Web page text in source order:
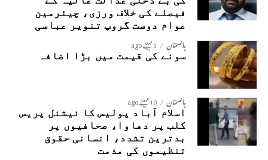
فیصلے کی خلاف ورزی، چیئرمین
عوام دوست گروپ تنویر عباسی
پاکستان 5 مہینے ago
سونے کی قیمت میں بڑا اضافہ
پاکستان 10 مہینے ago
اسلام آباد پولیس کا نیشنل پریس
کلب پر دھاوا، صحافیوں پر
بدترین تشدد، انسانی حقوق
تنظیموں کی مذمت